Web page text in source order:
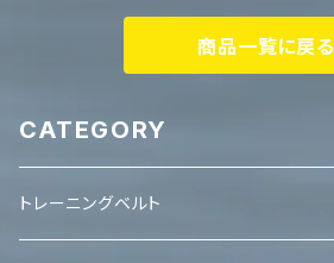
商品一覧に戻る
CATEGORY
トレーニングベルト